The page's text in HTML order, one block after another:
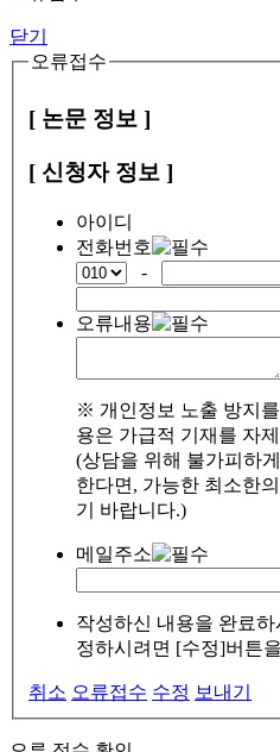
닫기
오류접수
[ 논문 정보 ]
[ 신청자 정보 ]
아이디
전화번호
-
오류내용
※ 개인정보 노출 방지
용은 가급적 기재를 자
(상담을 위해 불가피하
한다면, 가능한 최소한
기 바랍니다.)
메일주소
작성하신 내용을 완료
정하시려면 [수정]버튼
취소 오류접수 수정 보내기